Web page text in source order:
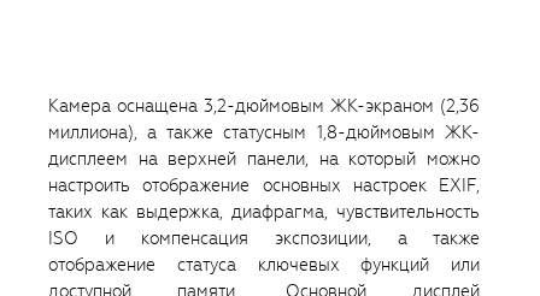
Камера оснащена 3,2-дюймовым ЖК-экраном (2,36
миллиона), а также статусным 1,8-дюймовым ЖК-
дисплеем на верхней панели, на который можно
настроить отображение основных настроек EXIF,
таких как выдержка, диафрагма, чувствительность
ISO и компенсация экспозиции, а также
отображение статуса ключевых функций или